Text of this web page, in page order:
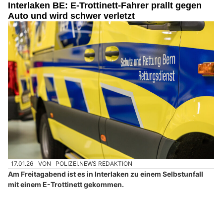
Interlaken BE: E-Trottinett-Fahrer prallt gegen
Auto und wird schwer verletzt
17.01.26 VON POLIZEI.NEWS REDAKTION
Am Freitagabend ist es in Interlaken zu einem Selbstunfall
mit einem E-Trottinett gekommen.